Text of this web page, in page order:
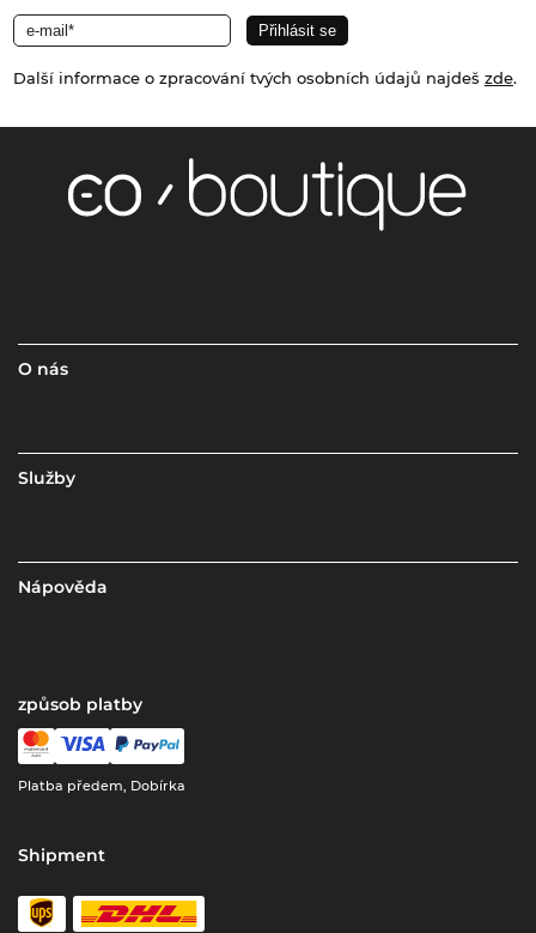
Další informace o zpracování tvých osobních údajů najdeš zde.
O nás
Služby
Nápověda
způsob platby
Platba předem, Dobírka
Shipment